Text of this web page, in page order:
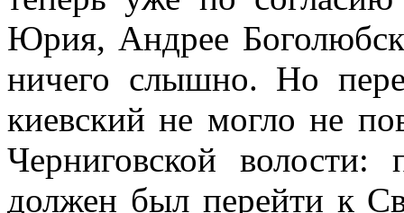
Юрия, Андрее
ничего слышно. Но
киевский не могло не
Черниговской
должен был перейти к